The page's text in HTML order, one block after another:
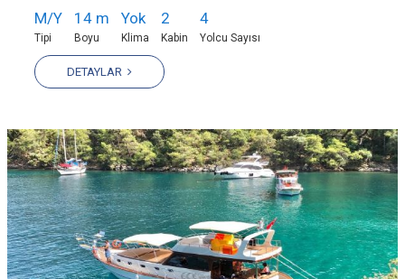
M/Y
Tipi
14 m
Boyu
Yok
Klima
2
Kabin
4
Yolcu Sayısı
DETAYLAR